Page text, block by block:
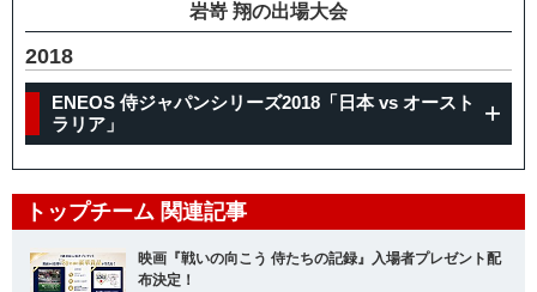
岩嵜 翔の出場大会
2018
ENEOS 侍ジャパンシリーズ2018「日本 vs オースト
ラリア」
トップチーム 関連記事
映画『戦いの向こう 侍たちの記録』入場者プレゼント配
布決定！